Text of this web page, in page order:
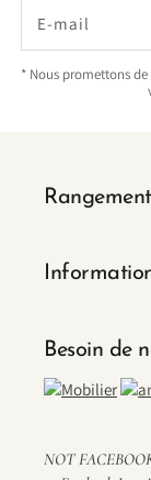
E-mail
* Nous promettons
Besoin de
NOT